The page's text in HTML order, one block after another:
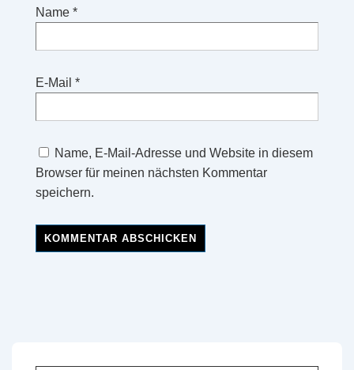
Name *
E-Mail *
Name, E-Mail-Adresse und Website in diesem
Browser für meinen nächsten Kommentar
speichern.